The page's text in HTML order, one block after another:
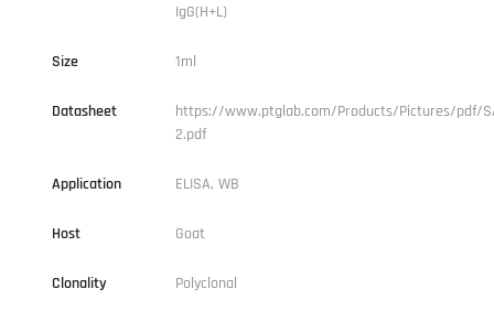
IgG(H+L)
Size 1ml
Datasheet
https://www.ptglab.com/Products/Pictures/pdf/
2.pdf
Application ELISA, WB
Host Goat
Clonality Polyclonal